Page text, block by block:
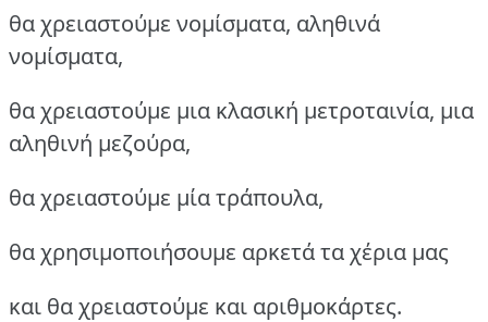
θα χρειαστούμε νομίσματα, αληθινά
νομίσματα,
θα χρειαστούμε μια κλασική μετροταινία, μια
αληθινή μεζούρα,
θα χρειαστούμε μία τράπουλα,
θα χρησιμοποιήσουμε αρκετά τα χέρια μας
και θα χρειαστούμε και αριθμοκάρτες.